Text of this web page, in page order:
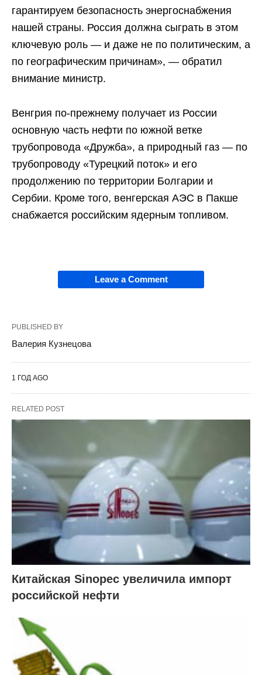
гарантируем безопасность энергоснабжения
нашей страны. Россия должна сыграть в этом
ключевую роль — и даже не по политическим, а
по географическим причинам», — обратил
внимание министр.
Венгрия по-прежнему получает из России
основную часть нефти по южной ветке
трубопровода «Дружба», а природный газ — по
трубопроводу «Турецкий поток» и его
продолжению по территории Болгарии и
Сербии. Кроме того, венгерская АЭС в Пакше
снабжается российским ядерным топливом.
Leave a Comment
PUBLISHED BY
Валерия Кузнецова
1 ГОД AGO
RELATED POST
Китайская Sinopec увеличила импорт
российской нефти